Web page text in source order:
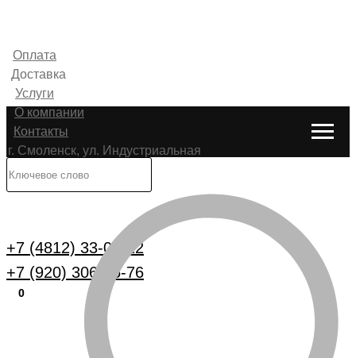
Оплата
Доставка
Услуги
О компании
Контакты
г. Смоленск, ул. Индустриальная
+7 (4812) 33-00-22
+7 (920) 306-25-76
0